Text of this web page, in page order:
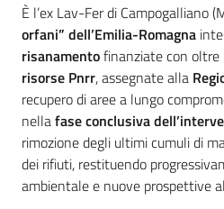
È l’ex Lav-Fer di Campogalliano
orfani” dell’Emilia-Romagna
risanamentofinanziate con oltre
risorse Pnrr, assegnate alla
recupero di aree a lungo
nellafase conclusiva
rimozione degli ultimi cumuli di
dei rifiuti, restituendo
ambientale e nuove prospettive